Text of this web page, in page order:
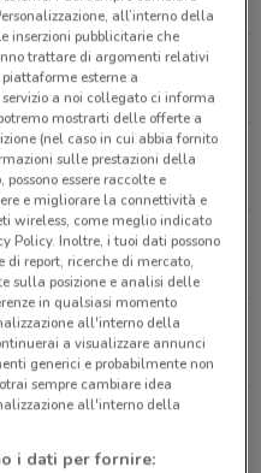
Montecelio
Roma
Roma
all’interno della
inserzioni pubblicitarie che
trattare di argomenti relativi
esterne a
a noi collegato ci informa
mostrarti delle offerte a
(nel caso in cui abbia fornito
sulle prestazioni della
essere raccolte e
e migliorare la connettività e
wireless, come meglio indicato
Policy. Inoltre, i tuoi dati possono
di report, ricerche di mercato,
sulla posizione e analisi delle
in qualsiasi momento
all'interno della
a visualizzare annunci
generici e probabilmente non
sempre cambiare idea
all'interno della
i dati per fornire: